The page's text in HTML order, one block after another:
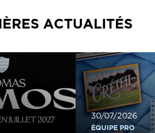
ACTUALITÉS
30/07/2026
ÉQUIPE PRO